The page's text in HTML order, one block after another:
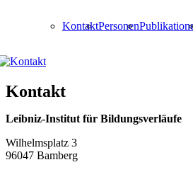
KontaktPersonen
Kontakt
Leibniz-Institut für Bildungsverläufe
Wilhelmsplatz 3
96047 Bamberg